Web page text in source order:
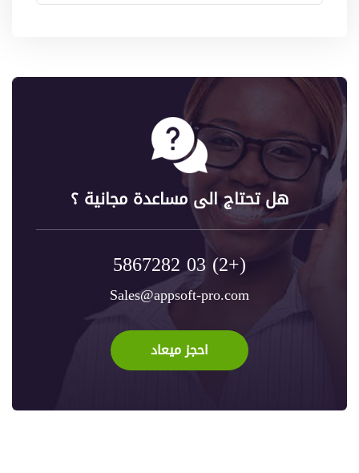
هل تحتاج الى مساعدة مجانية ؟
(+2) 03 5867282
Sales@appsoft-pro.com
احجز ميعاد